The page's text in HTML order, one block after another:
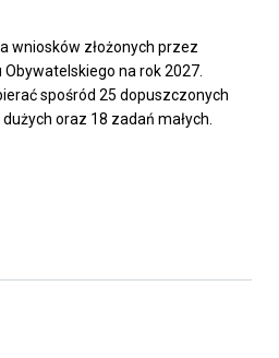
wniosków złożonych przez
na rok 2027.
spośród 25 dopuszczonych
oraz 18 zadań małych.